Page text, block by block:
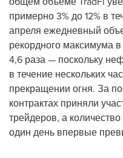
примерно 3% до 12% в
апреля ежедневный
рекордного максимума
4,6 раза — поскольку
в течение нескольких
прекращении огня. За
контрактах приняли
трейдеров, а
один день впервые